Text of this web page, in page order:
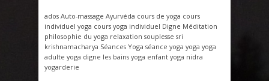
ados Auto-massage Ayurvéda cours de yoga cours
individuel yoga cours yoga individuel Digne Méditation
philosophie du yoga relaxation souplesse sri
krishnamacharya Séances Yoga séance yoga yoga yoga
adulte yoga digne les bains yoga enfant yoga nidra
yogarderie